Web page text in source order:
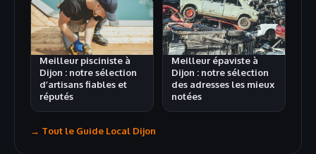
Meilleur pisciniste à
Dijon : notre sélection
d’artisans fiables et
réputés
Meilleur épaviste à
Dijon : notre sélection
des adresses les mieux
notées
→ Tout le Guide Local Dijon